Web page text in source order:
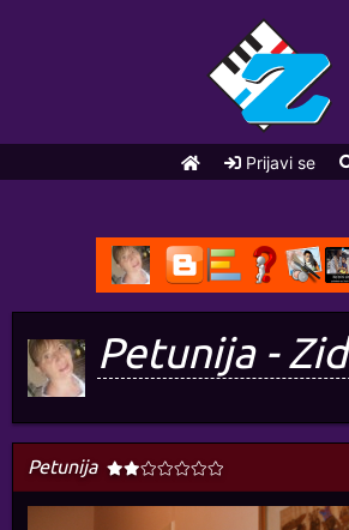
Prijavi se
Petunija - Zid
Petunija